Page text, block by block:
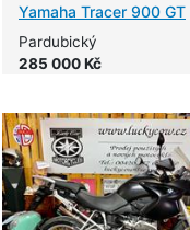
Yamaha Tracer 900 GT
Pardubický
285 000 Kč